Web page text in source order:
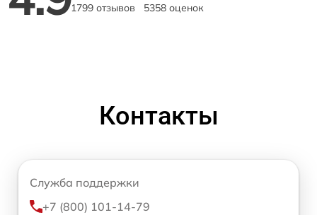
1799 отзывов 5358 оценок
Контакты
Служба поддержки
+7 (800) 101-14-79